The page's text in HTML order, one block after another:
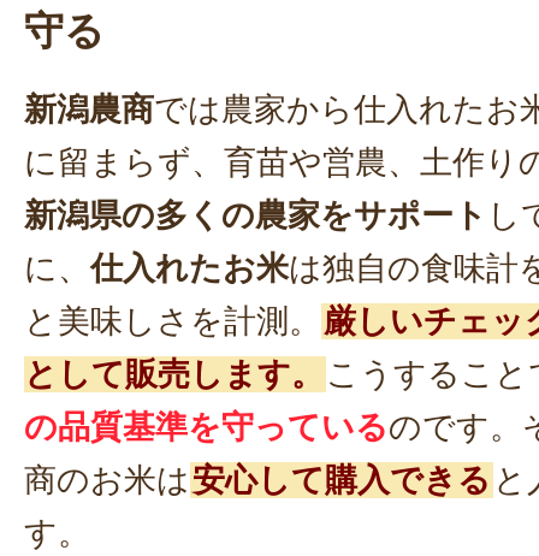
守る
新潟農商では農家から仕入れたお
に留まらず、育苗や営農、土作り
新潟県の多くの農家をサポート し
に、仕入れたお米は独自の食味計
と美味しさを計測。 厳しいチェッ
として販売します。
こうすること
の品質基準を守っているのです。
商のお米は 安心して購入できる と
す。